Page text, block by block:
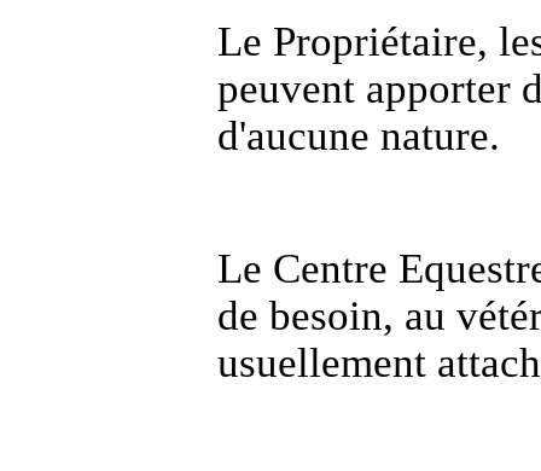
Le Propriétaire,
peuvent apporter
d'aucune nature.
Le Centre
de besoin, au
usuellement